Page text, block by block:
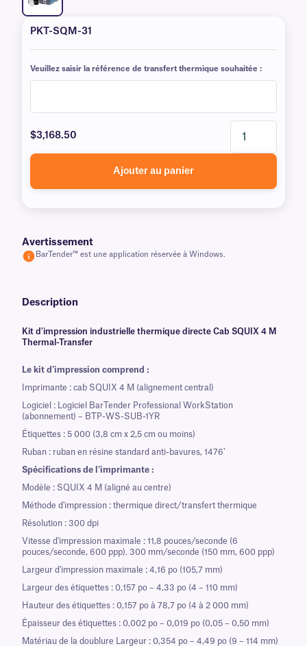
PKT-SQM-31
Veuillez saisir la référence de transfert thermique souhaitée :
$3,168.50
Ajouter au panier
Avertissement
BarTender™ est une application réservée à Windows.
Description
Kit d'impression industrielle thermique directe Cab SQUIX 4 M
Thermal-Transfer
Le kit d'impression comprend :
Imprimante : cab SQUIX 4 M (alignement central)
Logiciel : Logiciel BarTender Professional WorkStation
(abonnement) – BTP-WS-SUB-1YR
Étiquettes : 5 000 (3,8 cm x 2,5 cm ou moins)
Ruban : ruban en résine standard anti-bavures, 1476′
Spécifications de l'imprimante :
Modèle : SQUIX 4 M (aligné au centre)
Méthode d'impression : thermique direct/transfert thermique
Résolution : 300 dpi
Vitesse d'impression maximale : 11,8 pouces/seconde (6
pouces/seconde, 600 ppp). 300 mm/seconde (150 mm, 600 ppp)
Largeur d'impression maximale : 4,16 po (105,7 mm)
Largeur des étiquettes : 0,157 po – 4,33 po (4 – 110 mm)
Hauteur des étiquettes : 0,157 po à 78,7 po (4 à 2 000 mm)
Épaisseur des étiquettes : 0,002 po – 0,019 po (0,05 – 0,50 mm)
Matériau de la doublure Largeur : 0,354 po – 4,49 po (9 – 114 mm)